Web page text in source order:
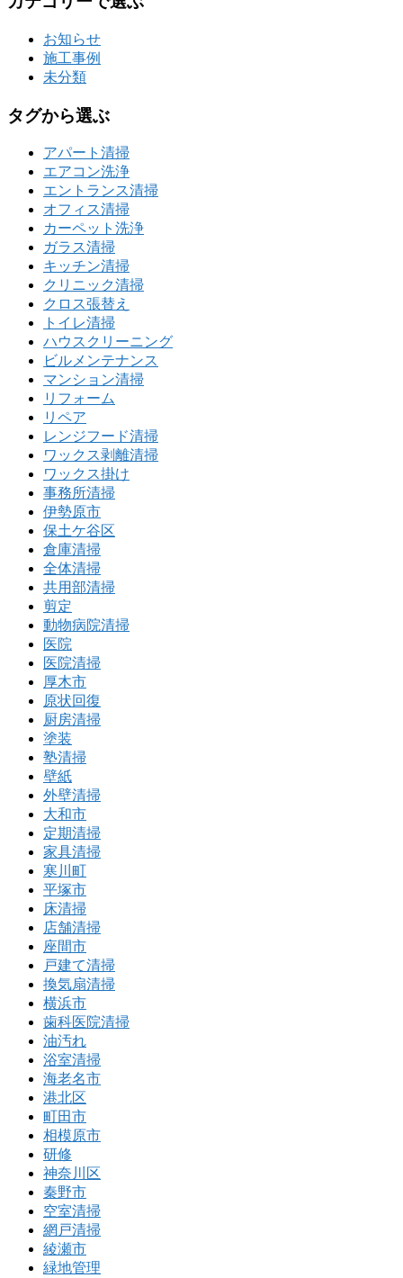
お知らせ
施工事例
未分類
タグから選ぶ
アパート清掃
エアコン洗浄
エントランス清掃
オフィス清掃
カーペット洗浄
ガラス清掃
キッチン清掃
クリニック清掃
クロス張替え
トイレ清掃
ハウスクリーニング
ビルメンテナンス
マンション清掃
リフォーム
リペア
レンジフード清掃
ワックス剥離清掃
ワックス掛け
事務所清掃
伊勢原市
保土ケ谷区
倉庫清掃
全体清掃
共用部清掃
剪定
動物病院清掃
医院
医院清掃
厚木市
原状回復
厨房清掃
塗装
塾清掃
壁紙
外壁清掃
大和市
定期清掃
家具清掃
寒川町
平塚市
床清掃
店舗清掃
座間市
戸建て清掃
換気扇清掃
横浜市
歯科医院清掃
油汚れ
浴室清掃
海老名市
港北区
町田市
相模原市
研修
神奈川区
秦野市
空室清掃
網戸清掃
綾瀬市
緑地管理